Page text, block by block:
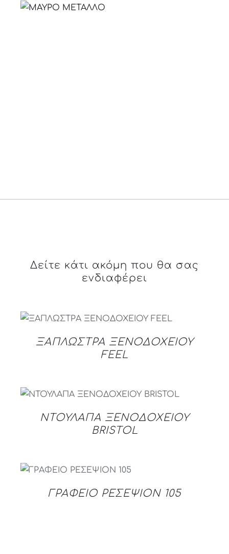
Δείτε κάτι ακόμη που θα σας
ενδιαφέρει
DETAILS
ΞΑΠΛΩΣΤΡΑ ΞΕΝΟΔΟΧΕΙΟΥ
FEEL
DETAILS
ΝΤΟΥΛΑΠΑ ΞΕΝΟΔΟΧΕΙΟΥ
BRISTOL
DETAILS
ΓΡΑΦΕΙΟ ΡΕΣΕΨΙΟΝ 105